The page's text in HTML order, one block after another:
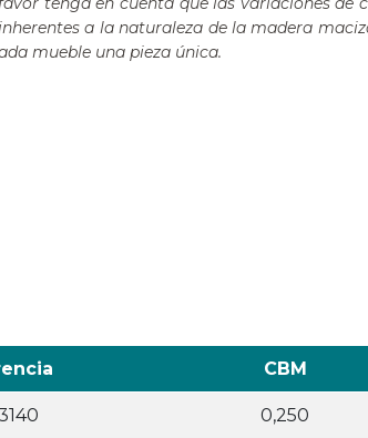
a la naturaleza de la madera
mueble una pieza única.
CBM
0,250